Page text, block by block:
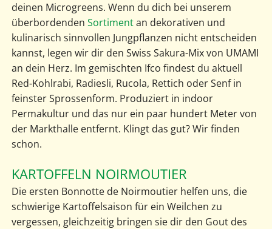
deinen Microgreens. Wenn du dich bei unserem
überbordenden Sortimentan dekorativen und
kulinarisch sinnvollen Jungpflanzen nicht entscheiden
kannst, legen wir dir den Swiss Sakura-Mix von UMAMI
an dein Herz. Im gemischten Ifco findest du aktuell
Red-Kohlrabi, Radiesli, Rucola, Rettich oder Senf in
feinster Sprossenform. Produziert in indoor
Permakultur und das nur ein paar hundert Meter von
der Markthalle entfernt. Klingt das gut? Wir finden
schon.
KARTOFFELN NOIRMOUTIER
Die ersten Bonnotte de Noirmoutier helfen uns, die
schwierige Kartoffelsaison für ein Weilchen zu
vergessen, gleichzeitig bringen sie dir den Gout des